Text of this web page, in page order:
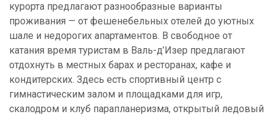
курорта предлагают разнообразные варианты
проживания — от фешенебельных отелей до уютных
шале и недорогих апартаментов. В свободное от
катания время туристам в Валь-д’Изер предлагают
отдохнуть в местных барах и ресторанах, кафе и
кондитерских. Здесь есть спортивный центр с
гимнастическим залом и площадками для игр,
скалодром и клуб парапланеризма, открытый ледовый